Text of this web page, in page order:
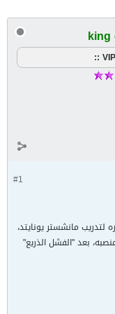
#1
لتدريب مانشستر يونايتد،
بعد "الفشل الذريع"